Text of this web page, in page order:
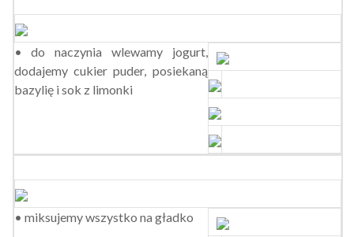
• do naczynia wlewamy jogurt,
dodajemy cukier puder, posiekaną
bazylię i sok z limonki
• miksujemy wszystko na gładko